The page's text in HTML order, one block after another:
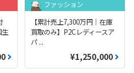
生
ファッション
【累計売上7,300万円｜在庫
買取のみ】P2Cレディースア
パ ...
¥1,250,000